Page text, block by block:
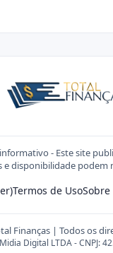
- Este site
e disponibilidade podem
Termos de UsoSobre
Finanças | Todos os
Digital LTDA - CNPJ: